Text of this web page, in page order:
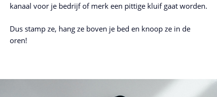
kanaal voor je bedrijf of merk een pittige kluif gaat worden.
Dus stamp ze, hang ze boven je bed en knoop ze in de
oren!